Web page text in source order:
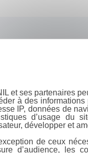
et ses partenaires
à des
IP, données de
d’usage du
développer et
de ceux
d’audience, les